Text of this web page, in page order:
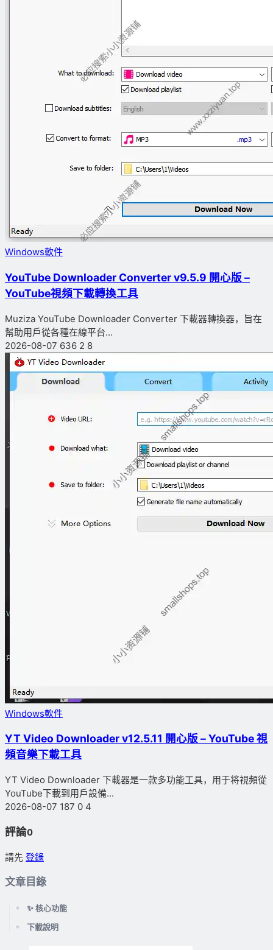
Windows軟件
YouTube Downloader Converter v9.5.9 開心版 –
YouTube視頻下載轉換工具
Muziza YouTube Downloader Converter 下載器轉換器，旨在
幫助用戶從各種在線平台...
2026-08-07 636 2 8
Windows軟件
YT Video Downloader v12.5.11 開心版 – YouTube 視
頻音樂下載工具
YT Video Downloader 下載器是一款多功能工具，用于将視頻從
YouTube下載到用戶設備...
2026-08-07 187 0 4
評論0
請先 登錄
文章目錄
✨ 核心功能
下載說明